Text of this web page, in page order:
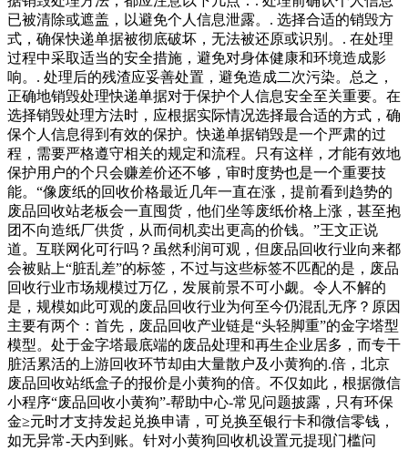
已被清除或遮盖，以避免个人信息泄露。. 选择合适的销毁方
式，确保快递单据被彻底破坏，无法被还原或识别。. 在处理
过程中采取适当的安全措施，避免对身体健康和环境造成影
响。. 处理后的残渣应妥善处置，避免造成二次污染。总之，
正确地销毁处理快递单据对于保护个人信息安全至关重要。在
选择销毁处理方法时，应根据实际情况选择最合适的方式，确
保个人信息得到有效的保护。快递单据销毁是一个严肃的过
程，需要严格遵守相关的规定和流程。只有这样，才能有效地
保护用户的个只会赚差价还不够，审时度势也是一个重要技
能。“像废纸的回收价格最近几年一直在涨，提前看到趋势的
废品回收站老板会一直囤货，他们坐等废纸价格上涨，甚至抱
团不向造纸厂供货，从而伺机卖出更高的价钱。”王文正说
道。互联网化可行吗？虽然利润可观，但废品回收行业向来都
会被贴上“脏乱差”的标签，不过与这些标签不匹配的是，废品
回收行业市场规模过万亿，发展前景不可小觑。令人不解的
是，规模如此可观的废品回收行业为何至今仍混乱无序？原因
主要有两个：首先，废品回收产业链是“头轻脚重”的金字塔型
模型。处于金字塔最底端的废品处理和再生企业居多，而专干
脏活累活的上游回收环节却由大量散户及小黄狗的.倍，北京
废品回收站纸盒子的报价是小黄狗的倍。不仅如此，根据微信
小程序“废品回收小黄狗”-帮助中心-常见问题披露，只有环保
金≥元时才支持发起兑换申请，可兑换至银行卡和微信零钱，
如无异常-天内到账。针对小黄狗回收机设置元提现门槛问